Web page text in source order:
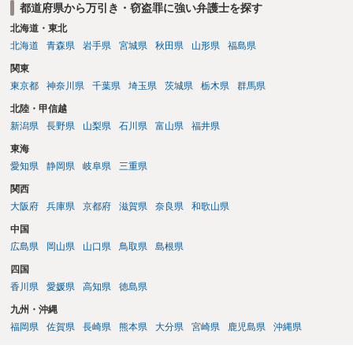
都道府県から万引き・窃盗罪に強い弁護士を探す
北海道・東北
北海道
青森県 岩手県 宮城県 秋田県 山形県 福島県
関東
東京都
神奈川県 千葉県 埼玉県 茨城県 栃木県 群馬県
北陸・甲信越
新潟県
長野県 山梨県 石川県 富山県 福井県
東海
愛知県
静岡県 岐阜県 三重県
関西
大阪府
兵庫県 京都府 滋賀県 奈良県 和歌山県
中国
広島県
岡山県 山口県 鳥取県 島根県
四国
香川県
愛媛県 高知県 徳島県
九州・沖縄
福岡県
佐賀県 長崎県 熊本県 大分県 宮崎県 鹿児島県 沖縄県